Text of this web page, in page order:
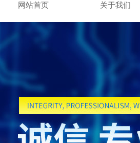
网站首页 关于我们